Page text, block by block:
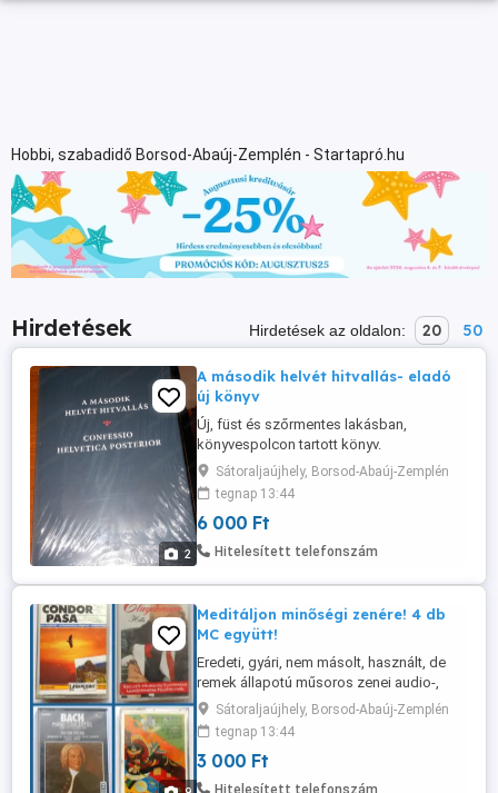
Hobbi, szabadidő Borsod-Abaúj-Zemplén - Startapró.hu
Hirdetések Hirdetések az oldalon: 20 50
2
A második helvét hitvallás- eladó
új könyv
Új, füst és szőrmentes lakásban,
könyvespolcon tartott könyv.
Különlegesség! A második helvét hitvallás
- Confessio Helvetica posterior Vallástétel
és egyszerű magyarázat az igaz hitről és
a tiszta keresztyén vallás egyetemes
tantételeiről. A svájci egyházak által 1566-
Sátoraljaújhely, Borsod-Abaúj-Zemplén
tegnap 13:44
6 000 Ft
Hitelesített telefonszám
Meditáljon minőségi zenére! 4 db
MC együtt!
Eredeti, gyári, nem másolt, használt, de
remek állapotú műsoros zenei audio-,
magnó-, hangkazetta tokkal és borítóval.
Az eredeti dobozában, mindegyik.
Alkuképes. Átvehető Sátoraljaújhelyben
személyesen. Előre utalás után postázom
a postaköltséget felszámolom.
Sátoraljaújhely, Borsod-Abaúj-Zemplén
tegnap 13:44
3 000 Ft